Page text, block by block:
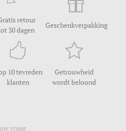
retour
30 dagen
Geschenkverpakking
10 tevreden
klanten
Getrouwheid
wordt beloond
vraag